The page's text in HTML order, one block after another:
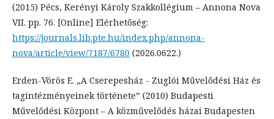
(2015) Pécs, Kerényi Károly Szakkollégium – Annona Nova
VII. pp. 76. [Online] Elérhetőség:
https://journals.lib.pte.hu/index.php/annona-
nova/article/view/7187/6780 (2026.0622.)
Erden-Vörös E. „A Cserepesház - Zuglói Művelődési Ház és
tagintézményeinek története” (2010) Budapesti
Művelődési Központ – A közművelődés házai Budapesten